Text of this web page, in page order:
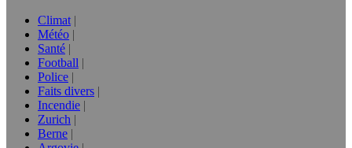
Climat
Météo
Santé
Football
Police
Faits divers
Incendie
Zurich
Berne